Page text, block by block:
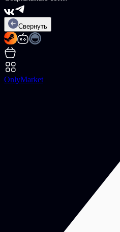
Свернуть
OnlyMarket